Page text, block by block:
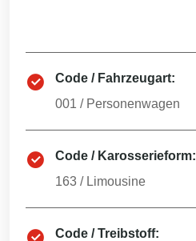
Code / Fahrzeugart:
001 / Personenwagen
Code / Karosserieform:
163 / Limousine
Code / Treibstoff: